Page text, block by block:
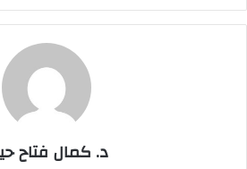
د. كمال فتاح